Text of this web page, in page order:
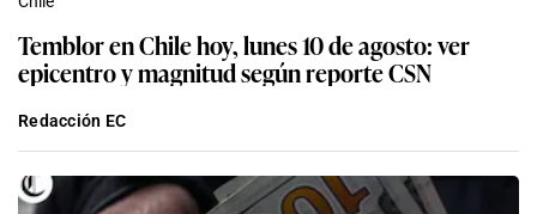
Temblor en Chile hoy, lunes 10 de agosto: ver
epicentro y magnitud según reporte CSN
Redacción EC